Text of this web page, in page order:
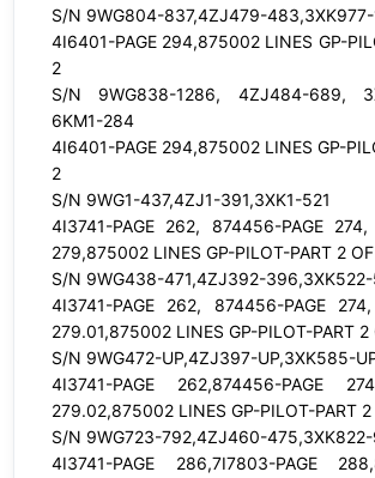
S/N 9WG804-837,4ZJ479-483,3XK977-
4I6401-PAGE 294,875002 LINES GP-
2
S/N 9WG838-1286, 4ZJ484-689,
6KM1-284
4I6401-PAGE 294,875002 LINES GP-
2
S/N 9WG1-437,4ZJ1-391,3XK1-521
4I3741-PAGE 262, 874456-PAGE 274,
279,875002 LINES GP-PILOT-PART 2
S/N 9WG438-471,4ZJ392-
4I3741-PAGE 262, 874456-PAGE 274,
279.01,875002 LINES GP-PILOT-PART 2
S/N 9WG472-UP,4ZJ397-UP,3XK585-
4I3741-PAGE 262,874456-PAGE
279.02,875002 LINES GP-PILOT-PART 2
S/N 9WG723-792,4ZJ460-
4I3741-PAGE 286,7I7803-PAGE